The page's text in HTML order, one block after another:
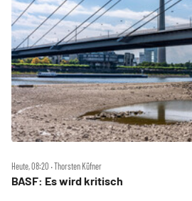
Heute, 08:20 ‧ Thorsten Küfner
BASF: Es wird kritisch